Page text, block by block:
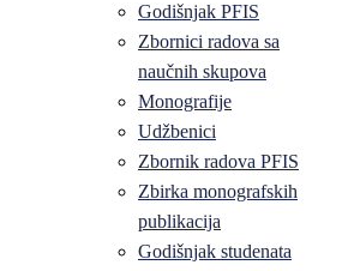
Godišnjak PFIS
Zbornici radova sa
naučnih skupova
Monografije
Udžbenici
Zbornik radova PFIS
Zbirka monografskih
publikacija
Godišnjak studenata